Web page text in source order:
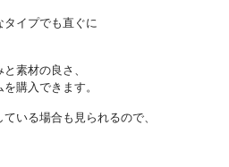
イプでも直ぐに
素材の良さ、
購入できます。
いる場合も見られるので、